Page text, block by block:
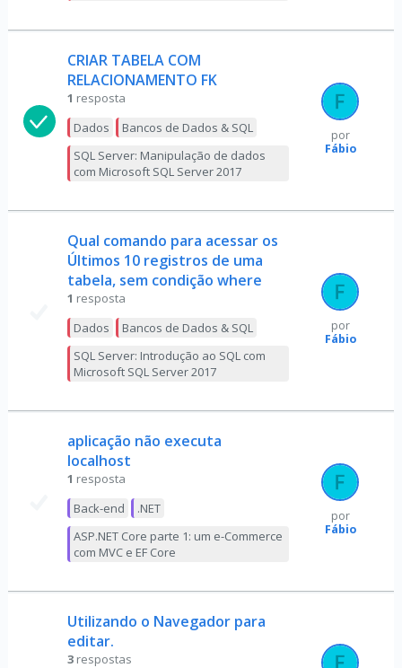
CRIAR TABELA COM
RELACIONAMENTO FK
1 resposta
Dados
Bancos de Dados & SQL
SQL Server: Manipulação de dados
com Microsoft SQL Server 2017
por
Fábio
Qual comando para acessar os
Últimos 10 registros de uma
tabela, sem condição where
1 resposta
Dados
Bancos de Dados & SQL
SQL Server: Introdução ao SQL com
Microsoft SQL Server 2017
por
Fábio
aplicação não executa
localhost
1 resposta
Back-end
.NET
ASP.NET Core parte 1: um e-Commerce
com MVC e EF Core
por
Fábio
Utilizando o Navegador para
editar.
3 respostas